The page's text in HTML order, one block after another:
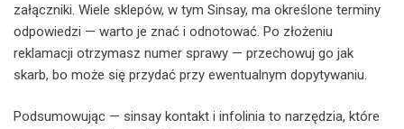
załączniki. Wiele sklepów, w tym Sinsay, ma określone terminy
odpowiedzi — warto je znać i odnotować. Po złożeniu
reklamacji otrzymasz numer sprawy — przechowuj go jak
skarb, bo może się przydać przy ewentualnym dopytywaniu.
Podsumowując — sinsay kontakt i infolinia to narzędzia, które